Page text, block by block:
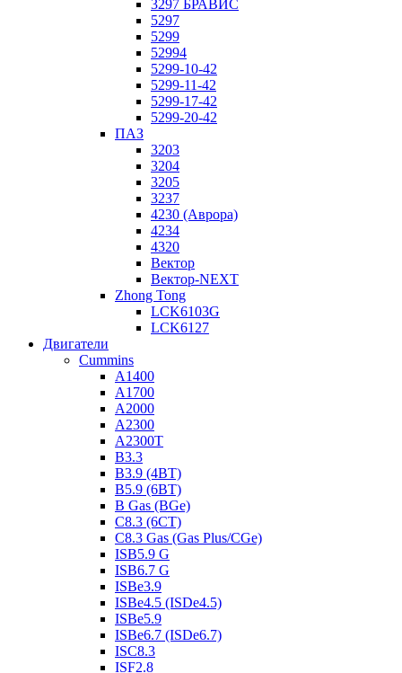
3297 БРАВИС
5297
5299
52994
5299-10-42
5299-11-42
5299-17-42
5299-20-42
ПАЗ
3203
3204
3205
3237
4230 (Аврора)
4234
4320
Вектор
Вектор-NEXT
Zhong Tong
LCK6103G
LCK6127
Двигатели
Cummins
A1400
A1700
A2000
A2300
A2300T
B3.3
B3.9 (4BT)
B5.9 (6BT)
B Gas (BGe)
C8.3 (6CT)
C8.3 Gas (Gas Plus/CGe)
ISB5.9 G
ISB6.7 G
ISBe3.9
ISBe4.5 (ISDe4.5)
ISBe5.9
ISBe6.7 (ISDe6.7)
ISC8.3
ISF2.8